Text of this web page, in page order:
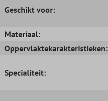
Geschikt voor:
Materiaal:
Oppervlaktekarakteristieken:
Specialiteit: